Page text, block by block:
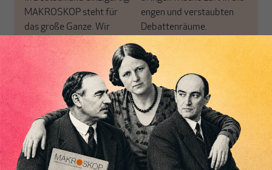
Inhaltsverzeichnis
MAKROSKOP steht für
das große Ganze. Wir
haben einen Blick auf
Geld, Wirtschaft und
Politik, den Sie so
woanders nicht finden.
Dabei leben wir von
unseren Autoren, ihren
Recherchen, ihrem Wissen
und ihrem Enthusiasmus.
Gemeinsam scheren wir
engen und verstaubten
Debattenräume.
Brauchen Sie auch frische
Luft? Dann folgen Sie
einfach dem Button.
ABONNIEREN SIE
MAKROSKOP
Schon Abonnent? Dann